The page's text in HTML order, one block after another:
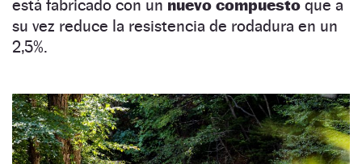
está fabricado con un nuevo compuesto que a
su vez reduce la resistencia de rodadura en un
2,5%.